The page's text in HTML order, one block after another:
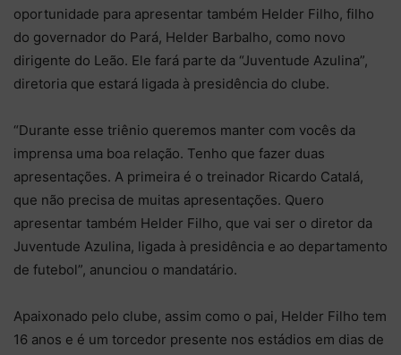
oportunidade para apresentar também Helder Filho, filho
do governador do Pará, Helder Barbalho, como novo
dirigente do Leão. Ele fará parte da “Juventude Azulina”,
diretoria que estará ligada à presidência do clube.
“Durante esse triênio queremos manter com vocês da
imprensa uma boa relação. Tenho que fazer duas
apresentações. A primeira é o treinador Ricardo Catalá,
que não precisa de muitas apresentações. Quero
apresentar também Helder Filho, que vai ser o diretor da
Juventude Azulina, ligada à presidência e ao departamento
de futebol”, anunciou o mandatário.
Apaixonado pelo clube, assim como o pai, Helder Filho tem
16 anos e é um torcedor presente nos estádios em dias de